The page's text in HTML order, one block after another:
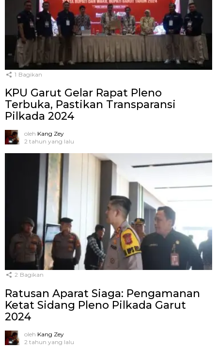
1 Bagikan
KPU Garut Gelar Rapat Pleno
Terbuka, Pastikan Transparansi
Pilkada 2024
oleh Kang Zey
2 tahun yang lalu
2 Bagikan
Ratusan Aparat Siaga: Pengamanan
Ketat Sidang Pleno Pilkada Garut
2024
oleh Kang Zey
2 tahun yang lalu